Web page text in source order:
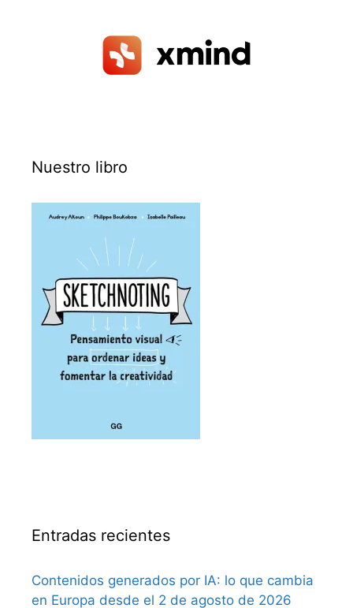
Nuestro libro
Entradas recientes
Contenidos generados por IA: lo que cambia
en Europa desde el 2 de agosto de 2026